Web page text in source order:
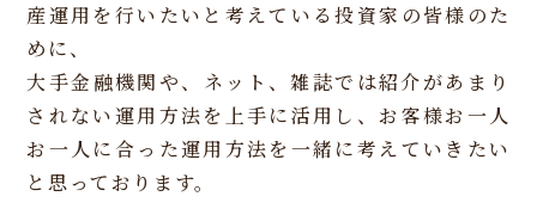
産運用を行いたいと考えている投資家の皆様のた
めに、
大手金融機関や、ネット、雑誌では紹介があまり
されない運用方法を上手に活用し、お客様お一人
お一人に合った運用方法を一緒に考えていきたい
と思っております。